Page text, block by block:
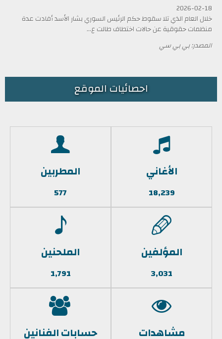
2026-02-18
خلال العام الذي تلا سقوط حكم الرئيس السوري بشار الأسد أفادت عدة
منظمات حقوقية عن حالات اختطاف طالت ع...
المصدر: بي بي سي
احصائيات الموقع
الأغاني
18,239
المطربين
577
المؤلفين
3,031
الملحنين
1,791
مشاهدات حسابات الفنانين